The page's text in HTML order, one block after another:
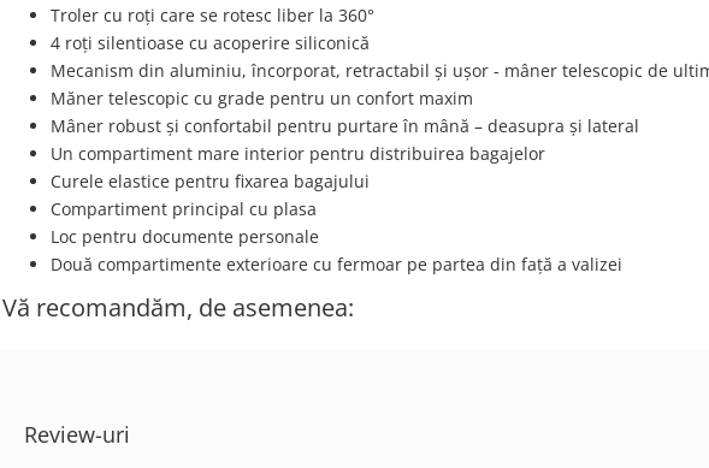
Troler cu roți care se rotesc liber la 360°
4 roți silentioase cu acoperire siliconică
Mecanism din aluminiu, încorporat, retractabil și ușor - mâner telescopic de
Măner telescopic cu grade pentru un confort maxim
Mâner robust și confortabil pentru purtare în mână – deasupra și lateral
Un compartiment mare interior pentru distribuirea bagajelor
Curele elastice pentru fixarea bagajului
Compartiment principal cu plasa
Loc pentru documente personale
Două compartimente exterioare cu fermoar pe partea din față a valizei
Vă recomandăm, de asemenea:
Review-uri